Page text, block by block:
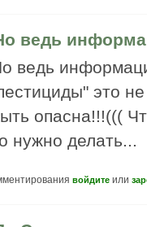
ведь
ведь
это
опасна!!!(((
нужно делать...
войдите или